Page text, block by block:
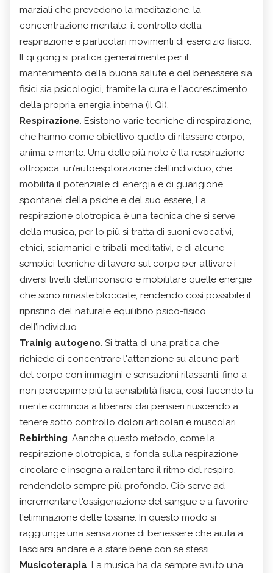
marziali che prevedono la meditazione, la
concentrazione mentale, il controllo della
respirazione e particolari movimenti di esercizio fisico.
Il qi gong si pratica generalmente per il
mantenimento della buona salute e del benessere sia
fisici sia psicologici, tramite la cura e l'accrescimento
della propria energia interna (il Qi).
Respirazione. Esistono varie tecniche di respirazione,
che hanno come obiettivo quello di rilassare corpo,
anima e mente. Una delle più note è lla respirazione
oltropica, un’autoesplorazione dell’individuo, che
mobilita il potenziale di energia e di guarigione
spontanei della psiche e del suo essere, La
respirazione olotropica è una tecnica che si serve
della musica, per lo più si tratta di suoni evocativi,
etnici, sciamanici e tribali, meditativi, e di alcune
semplici tecniche di lavoro sul corpo per attivare i
diversi livelli dell’inconscio e mobilitare quelle energie
che sono rimaste bloccate, rendendo così possibile il
ripristino del naturale equilibrio psico-fisico
dell’individuo.
Trainig autogeno. Si tratta di una pratica che
richiede di concentrare l'attenzione su alcune parti
del corpo con immagini e sensazioni rilassanti, fino a
non percepirne più la sensibilità fisica; così facendo la
mente comincia a liberarsi dai pensieri riuscendo a
tenere sotto controllo dolori articolari e muscolari
Rebirthing. Aanche questo metodo, come la
respirazione olotropica, si fonda sulla respirazione
circolare e insegna a rallentare il ritmo del respiro,
rendendolo sempre più profondo. Ciò serve ad
incrementare l'ossigenazione del sangue e a favorire
l'eliminazione delle tossine. In questo modo si
raggiunge una sensazione di benessere che aiuta a
lasciarsi andare e a stare bene con se stessi
Musicoterapia. La musica ha da sempre avuto una